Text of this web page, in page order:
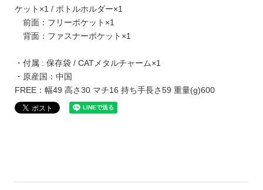
ケット×1 / ボトルホルダー×1
前面：フリーポケット×1
背面：ファスナーポケット×1
・付属 : 保存袋 / CATメタルチャーム×1
・原産国：中国
FREE：幅49 高さ30 マチ16 持ち手長さ59 重量(g)600